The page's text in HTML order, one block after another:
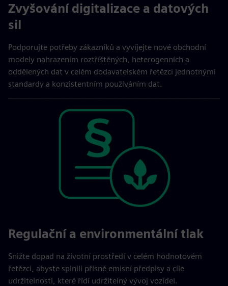
Zvyšování digitalizace a datových
sil
Podporujte potřeby zákazníků a vyvíjejte nové obchodní
modely nahrazením roztříštěných, heterogenních a
oddělených dat v celém dodavatelském řetězci jednotnými
standardy a konzistentním používáním dat.
Regulační a environmentální tlak
Snižte dopad na životní prostředí v celém hodnotovém
řetězci, abyste splnili přísné emisní předpisy a cíle
udržitelnosti, které řídí udržitelný vývoj vozidel.